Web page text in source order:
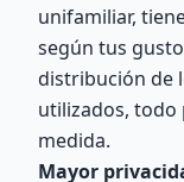
unifamiliar,
según tus
distribución de
utilizados, todo
medida.
Mayor